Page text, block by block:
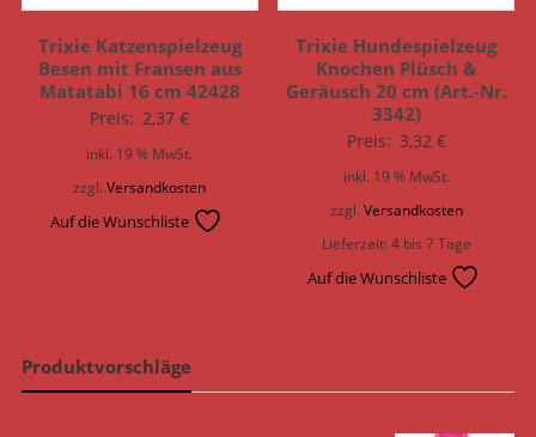
Trixie Katzenspielzeug
Besen mit Fransen aus
Matatabi 16 cm 42428
Preis: 2,37€
inkl. 19 % MwSt.
zzgl.Versandkosten
Auf die Wunschliste
Trixie Hundespielzeug
Knochen Plüsch &
Geräusch 20 cm (Art.-Nr.
3342)
Preis: 3,32 €
inkl. 19 % MwSt.
zzgl. Versandkosten
Lieferzeit:4 bis 7 Tage
Auf die Wunschliste
Produktvorschläge